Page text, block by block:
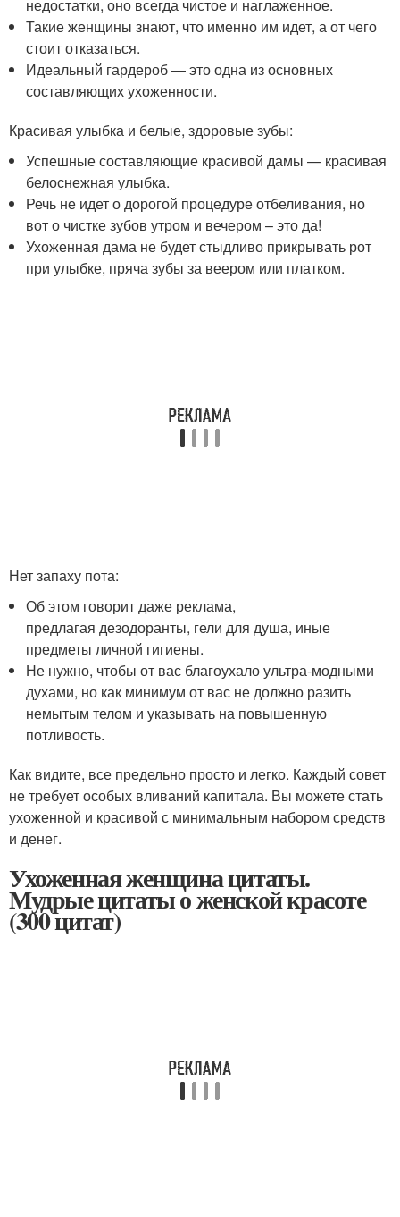
недостатки, оно всегда чистое и наглаженное.
Такие женщины знают, что именно им идет, а от чего
стоит отказаться.
Идеальный гардероб — это одна из основных
составляющих ухоженности.
Красивая улыбка и белые, здоровые зубы:
Успешные составляющие красивой дамы — красивая
белоснежная улыбка.
Речь не идет о дорогой процедуре отбеливания, но
вот о чистке зубов утром и вечером – это да!
Ухоженная дама не будет стыдливо прикрывать рот
при улыбке, пряча зубы за веером или платком.
Нет запаху пота:
Об этом говорит даже реклама,
предлагая дезодоранты, гели для душа, иные
предметы личной гигиены.
Не нужно, чтобы от вас благоухало ультра-модными
духами, но как минимум от вас не должно разить
немытым телом и указывать на повышенную
потливость.
Как видите, все предельно просто и легко. Каждый совет
не требует особых вливаний капитала. Вы можете стать
ухоженной и красивой с минимальным набором средств
и денег.
Ухоженная женщина цитаты.
Мудрые цитаты о женской красоте
(300 цитат)